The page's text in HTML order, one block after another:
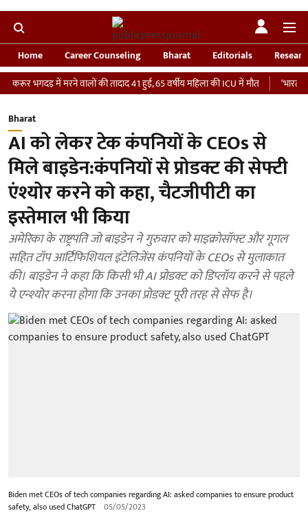
Home Career Counseling Bharat Editorials
में मरने वालों की तादाद 41 हुई, 65 वर्षीय महिला की ICU में मौत
‘भारतीय सेना को
Bharat
AI को लेकर टेक कंपनियों के CEOs से
मिले बाइडेन:कंपनियों से प्रोडक्ट की सेफ्टी
एंश्योर करने को कहा, चैटजीपीटी का
इस्तेमाल भी किया
अमेरिका के राष्ट्रपति जो बाइडेन ने गुरुवार को माइक्रोसॉफ्ट और गूगल
सहित टॉप आर्टिफिशियल इंटेलिजेंस कंपनियों के CEOs से मुलाकात
की। बाइडेन ने कहा कि किसी भी AI प्रोडक्ट को डिप्लॉय करने से पहले
ये एन्श्योर करना होगा कि उनका प्रोडक्ट पूरी तरह से सेफ है।
Biden met CEOs of tech companies regarding AI: asked companies to ensure product
safety, also used ChatGPT 05/05/2023